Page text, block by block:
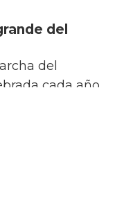
del
del
cada año